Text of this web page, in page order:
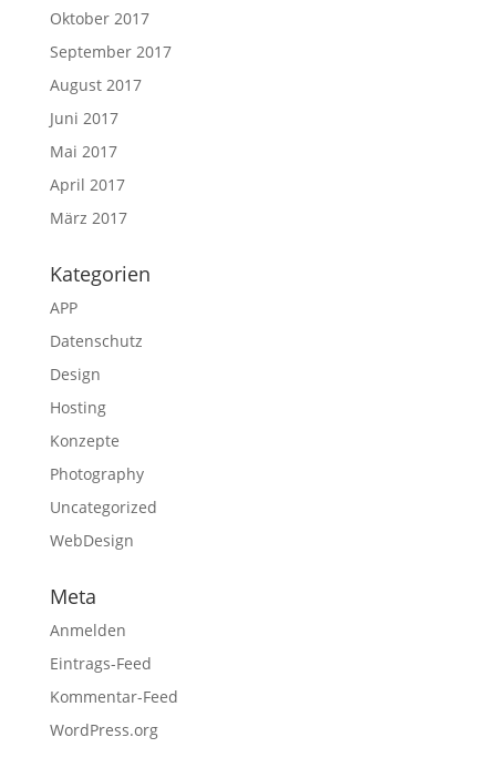
Oktober 2017
September 2017
August 2017
Juni 2017
Mai 2017
April 2017
März 2017
Kategorien
APP
Datenschutz
Design
Hosting
Konzepte
Photography
Uncategorized
WebDesign
Meta
Anmelden
Eintrags-Feed
Kommentar-Feed
WordPress.org